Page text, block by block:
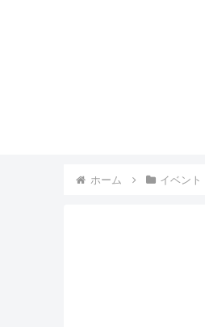
ホーム イベント